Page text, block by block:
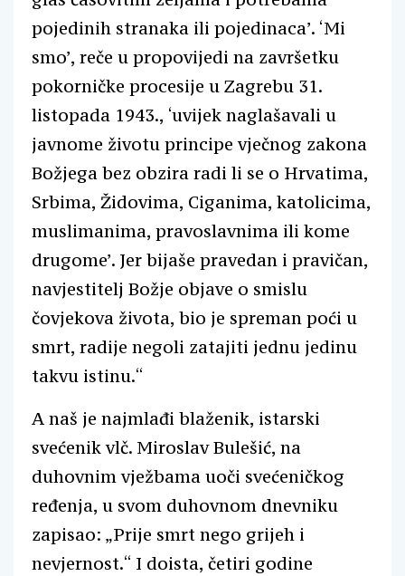
pojedinih stranaka ili pojedinaca’. ‘Mi
smo’, reče u propovijedi na završetku
pokorničke procesije u Zagrebu 31.
listopada 1943., ‘uvijek naglašavali u
javnome životu principe vječnog zakona
Božjega bez obzira radi li se o Hrvatima,
Srbima, Židovima, Ciganima, katolicima,
muslimanima, pravoslavnima ili kome
drugome’. Jer bijaše pravedan i pravičan,
navjestitelj Božje objave o smislu
čovjekova života, bio je spreman poći u
smrt, radije negoli zatajiti jednu jedinu
takvu istinu.“
A naš je najmlađi blaženik, istarski
svećenik vlč. Miroslav Bulešić, na
duhovnim vježbama uoči svećeničkog
ređenja, u svom duhovnom dnevniku
zapisao: „Prije smrt nego grijeh i
nevjernost.“ I doista, četiri godine